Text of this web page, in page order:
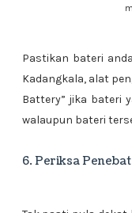
Pastikan bateri
Kadangkala, alat
Battery” jika bateri
walaupun bateri
6. Periksa